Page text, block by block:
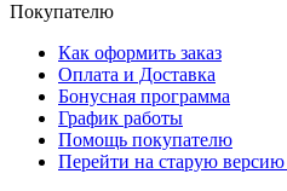
Покупателю
Как оформить заказ
Оплата и Доставка
Бонусная программа
График работы
Помощь покупателю
Перейти на старую версию